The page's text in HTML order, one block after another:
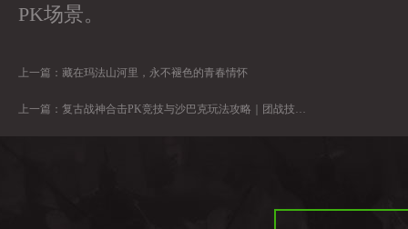
PK场景。
上一篇： 藏在玛法山河里，永不褪色的青春情怀
上一篇： 复古战神合击PK竞技与沙巴克玩法攻略｜团战技巧、合击连招与战力提升秘籍